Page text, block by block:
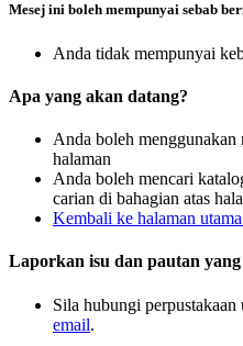
Mesej ini boleh mempunyai sebab
Anda tidak mempunyai
Apa yang akan datang?
Anda boleh menggunakan
halaman
Anda boleh mencari
carian di bahagian atas
Kembali ke halaman
Laporkan isu dan pautan
Sila hubungi
email.